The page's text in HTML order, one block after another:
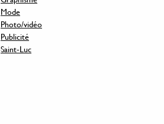
Mode
Photo/vidéo
Publicité
Saint-Luc